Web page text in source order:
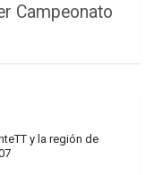
Campeonato
y la región de